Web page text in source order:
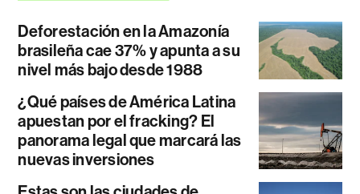
Deforestación en la Amazonía
brasileña cae 37% y apunta a su
nivel más bajo desde 1988
¿Qué países de América Latina
apuestan por el fracking? El
panorama legal que marcará las
nuevas inversiones